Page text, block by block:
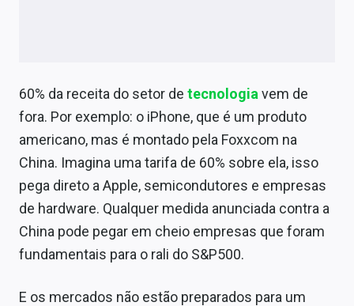
60% da receita do setor de tecnologia vem de
fora. Por exemplo: o iPhone, que é um produto
americano, mas é montado pela Foxxcom na
China. Imagina uma tarifa de 60% sobre ela, isso
pega direto a Apple, semicondutores e empresas
de hardware. Qualquer medida anunciada contra a
China pode pegar em cheio empresas que foram
fundamentais para o rali do S&P500.
E os mercados não estão preparados para um